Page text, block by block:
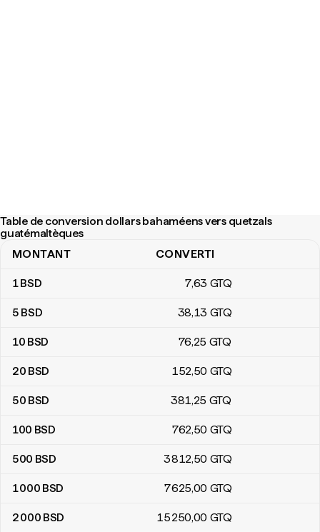
Table de conversion dollars bahaméens vers quetzals
guatémaltèques
Table de conversion dollars bahaméens vers quetzals
MONTANT CONVERTI
1BSD 7,63 GTQ
5 BSD 38,13 GTQ
10 BSD 76,25 GTQ
20 BSD 152,50 GTQ
50 BSD 381,25 GTQ
100 BSD 762,50 GTQ
500 BSD 3 812,50 GTQ
1 000 BSD 7 625,00 GTQ
2 000 BSD 15 250,00 GTQ